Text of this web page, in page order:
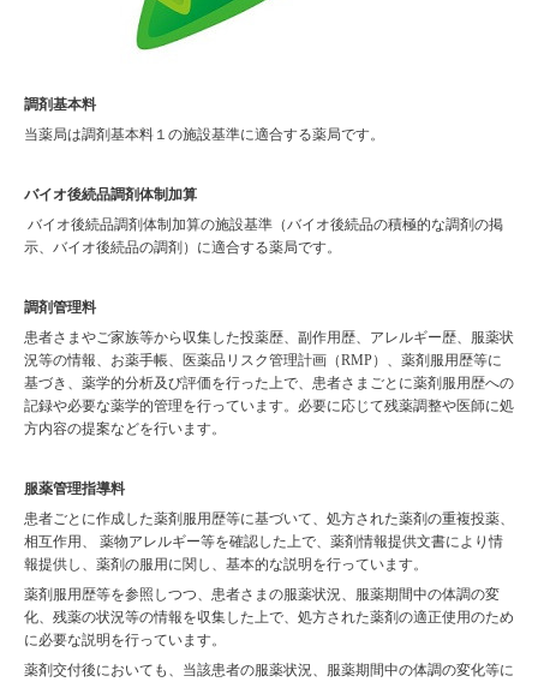
調剤基本料
当薬局は調剤基本料１の施設基準に適合する薬局です。
バイオ後続品調剤体制加算
バイオ後続品調剤体制加算の施設基準（バイオ後続品の積極的な調剤の掲
示、バイオ後続品の調剤）に適合する薬局です。
調剤管理料
患者さまやご家族等から収集した投薬歴、副作用歴、アレルギー歴、服薬状
況等の情報、お薬手帳、医薬品リスク管理計画（RMP）、薬剤服用歴等に
基づき、薬学的分析及び評価を行った上で、患者さまごとに薬剤服用歴への
記録や必要な薬学的管理を行っています。必要に応じて残薬調整や医師に処
方内容の提案などを行います。
服薬管理指導料
患者ごとに作成した薬剤服用歴等に基づいて、処方された薬剤の重複投薬、
相互作用、 薬物アレルギー等を確認した上で、薬剤情報提供文書により情
報提供し、薬剤の服用に関し、基本的な説明を行っています。
薬剤服用歴等を参照しつつ、患者さまの服薬状況、服薬期間中の体調の変
化、残薬の状況等の情報を収集した上で、処方された薬剤の適正使用のため
に必要な説明を行っています。
薬剤交付後においても、当該患者の服薬状況、服薬期間中の体調の変化等に